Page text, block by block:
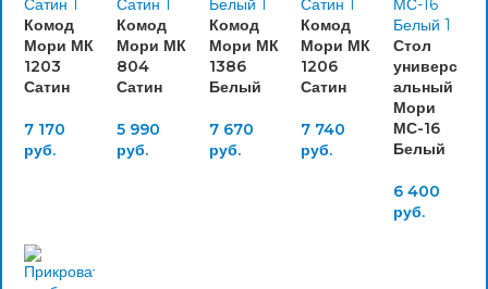
Комод
Мори МК
1203
Сатин
7 170
руб.
Комод
Мори МК
804
Сатин
5 990
руб.
Комод
Мори МК
1386
Белый
7 670
руб.
Комод
Мори МК
1206
Сатин
7 740
руб.
Стол
универс
альный
Мори
МС-16
Белый
6 400
руб.